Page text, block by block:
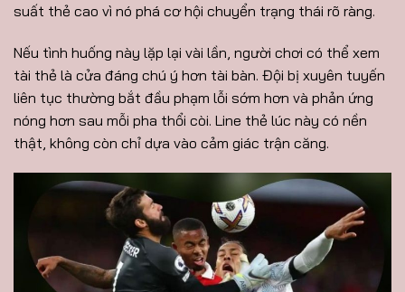
suất thẻ cao vì nó phá cơ hội chuyển trạng thái rõ ràng.
Nếu tình huống này lặp lại vài lần, người chơi có thể xem
tài thẻ là cửa đáng chú ý hơn tài bàn. Đội bị xuyên tuyến
liên tục thường bắt đầu phạm lỗi sớm hơn và phản ứng
nóng hơn sau mỗi pha thổi còi. Line thẻ lúc này có nền
thật, không còn chỉ dựa vào cảm giác trận căng.